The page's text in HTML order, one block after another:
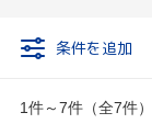
条件を追加
1件～7件（全7件）